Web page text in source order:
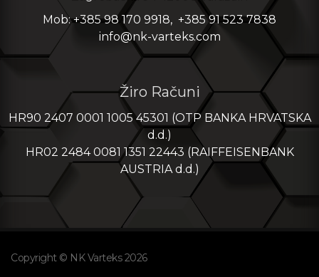
Mob: +385 98 170 9918, +385 91 523 7838
info@nk-varteks.com
Žiro Računi
HR90 2407 0001 1005 45301 (OTP BANKA HRVATSKA
d.d.)
HR02 2484 0081 1351 22443 (RAIFFEISENBANK
AUSTRIA d.d.)
Copyright © NK Varteks 2026